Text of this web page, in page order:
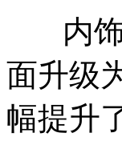
内饰
面升级
幅提升